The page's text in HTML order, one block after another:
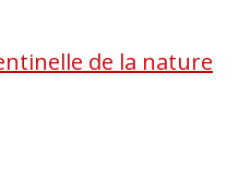
de la nature